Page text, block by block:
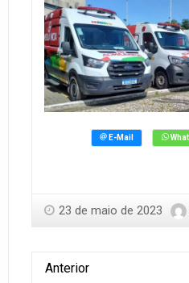
23 de maio de 2023
Anterior